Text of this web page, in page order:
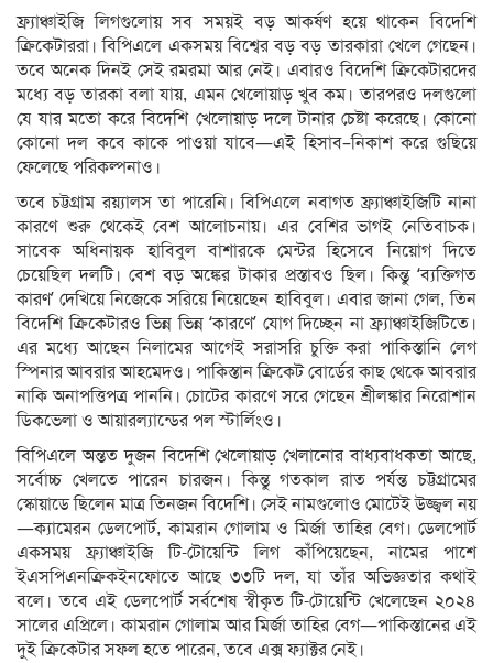
ফ্র্যাঞ্চাইজি লিগগুলোয় সব সময়ই বড় আকর্ষণ হয়ে থাকেন বিদেশি
ক্রিকেটাররা। বিপিএলে একসময় বিশ্বের বড় বড় তারকারা খেলে গেছেন।
তবে অনেক দিনই সেই রমরমা আর নেই। এবারও বিদেশি ক্রিকেটারদের
মধ্যে বড় তারকা বলা যায়, এমন খেলোয়াড় খুব কম। তারপরও দলগুলো
যে যার মতো করে বিদেশি খেলোয়াড় দলে টানার চেষ্টা করেছে। কোনো
কোনো দল কবে কাকে পাওয়া যাবে—এই হিসাব–নিকাশ করে গুছিয়ে
ফেলেছে পরিকল্পনাও।
তবে চট্টগ্রাম রয়্যালস তা পারেনি। বিপিএলে নবাগত ফ্র্যাঞ্চাইজিটি নানা
কারণে শুরু থেকেই বেশ আলোচনায়। এর বেশির ভাগই নেতিবাচক।
সাবেক অধিনায়ক হাবিবুল বাশারকে মেন্টর হিসেবে নিয়োগ দিতে
চেয়েছিল দলটি। বেশ বড় অঙ্কের টাকার প্রস্তাবও ছিল। কিন্তু ‘ব্যক্তিগত
কারণ’ দেখিয়ে নিজেকে সরিয়ে নিয়েছেন হাবিবুল। এবার জানা গেল, তিন
বিদেশি ক্রিকেটারও ভিন্ন ভিন্ন ‘কারণে’ যোগ দিচ্ছেন না ফ্র্যাঞ্চাইজিটিতে।
এর মধ্যে আছেন নিলামের আগেই সরাসরি চুক্তি করা পাকিস্তানি লেগ
স্পিনার আবরার আহমেদও। পাকিস্তান ক্রিকেট বোর্ডের কাছ থেকে আবরার
নাকি অনাপত্তিপত্র পাননি। চোটের কারণে সরে গেছেন শ্রীলঙ্কার নিরোশান
ডিকভেলা ও আয়ারল্যান্ডের পল স্টার্লিংও।
বিপিএলে অন্তত দুজন বিদেশি খেলোয়াড় খেলানোর বাধ্যবাধকতা আছে,
সর্বোচ্চ খেলতে পারেন চারজন। কিন্তু গতকাল রাত পর্যন্ত চট্টগ্রামের
স্কোয়াডে ছিলেন মাত্র তিনজন বিদেশি। সেই নামগুলোও মোটেই উজ্জ্বল নয়
—ক্যামেরন ডেলপোর্ট, কামরান গোলাম ও মির্জা তাহির বেগ। ডেলপোর্ট
একসময় ফ্র্যাঞ্চাইজি টি-টোয়েন্টি লিগ কাঁপিয়েছেন, নামের পাশে
ইএসপিএনক্রিকইনফোতে আছে ৩৩টি দল, যা তাঁর অভিজ্ঞতার কথাই
বলে। তবে এই ডেলপোর্ট সর্বশেষ স্বীকৃত টি-টোয়েন্টি খেলেছেন ২০২৪
সালের এপ্রিলে। কামরান গোলাম আর মির্জা তাহির বেগ—পাকিস্তানের এই
দুই ক্রিকেটার সফল হতে পারেন, তবে এক্স ফ্যাক্টর নেই।